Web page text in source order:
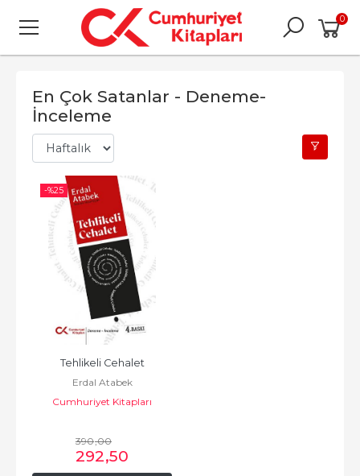
0
En Çok Satanlar - Deneme-
İnceleme
-%25
Tehlikeli Cehalet
Erdal Atabek
Cumhuriyet Kitapları
390,00
292,50